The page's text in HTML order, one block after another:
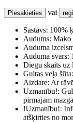
Piesakieties vai
Sastāvs: 100%
Audums: Mako
Auduma
Auduma svars:
Diegu skaits uz
Gultas veļa šūta:
Aizdare: Ar
Uzmanību!:
pirmajām
!Uzmanību!:
atšķirties no